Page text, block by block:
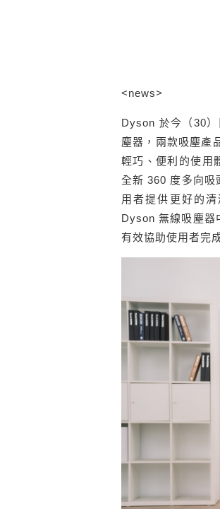
<news>
Dyson 於今（30
塵器，兩款吸塵產
輕巧、便利的使用
全新360 度多向吸
用者提供更好的清
Dyson無線吸塵器
有效協助使用者完